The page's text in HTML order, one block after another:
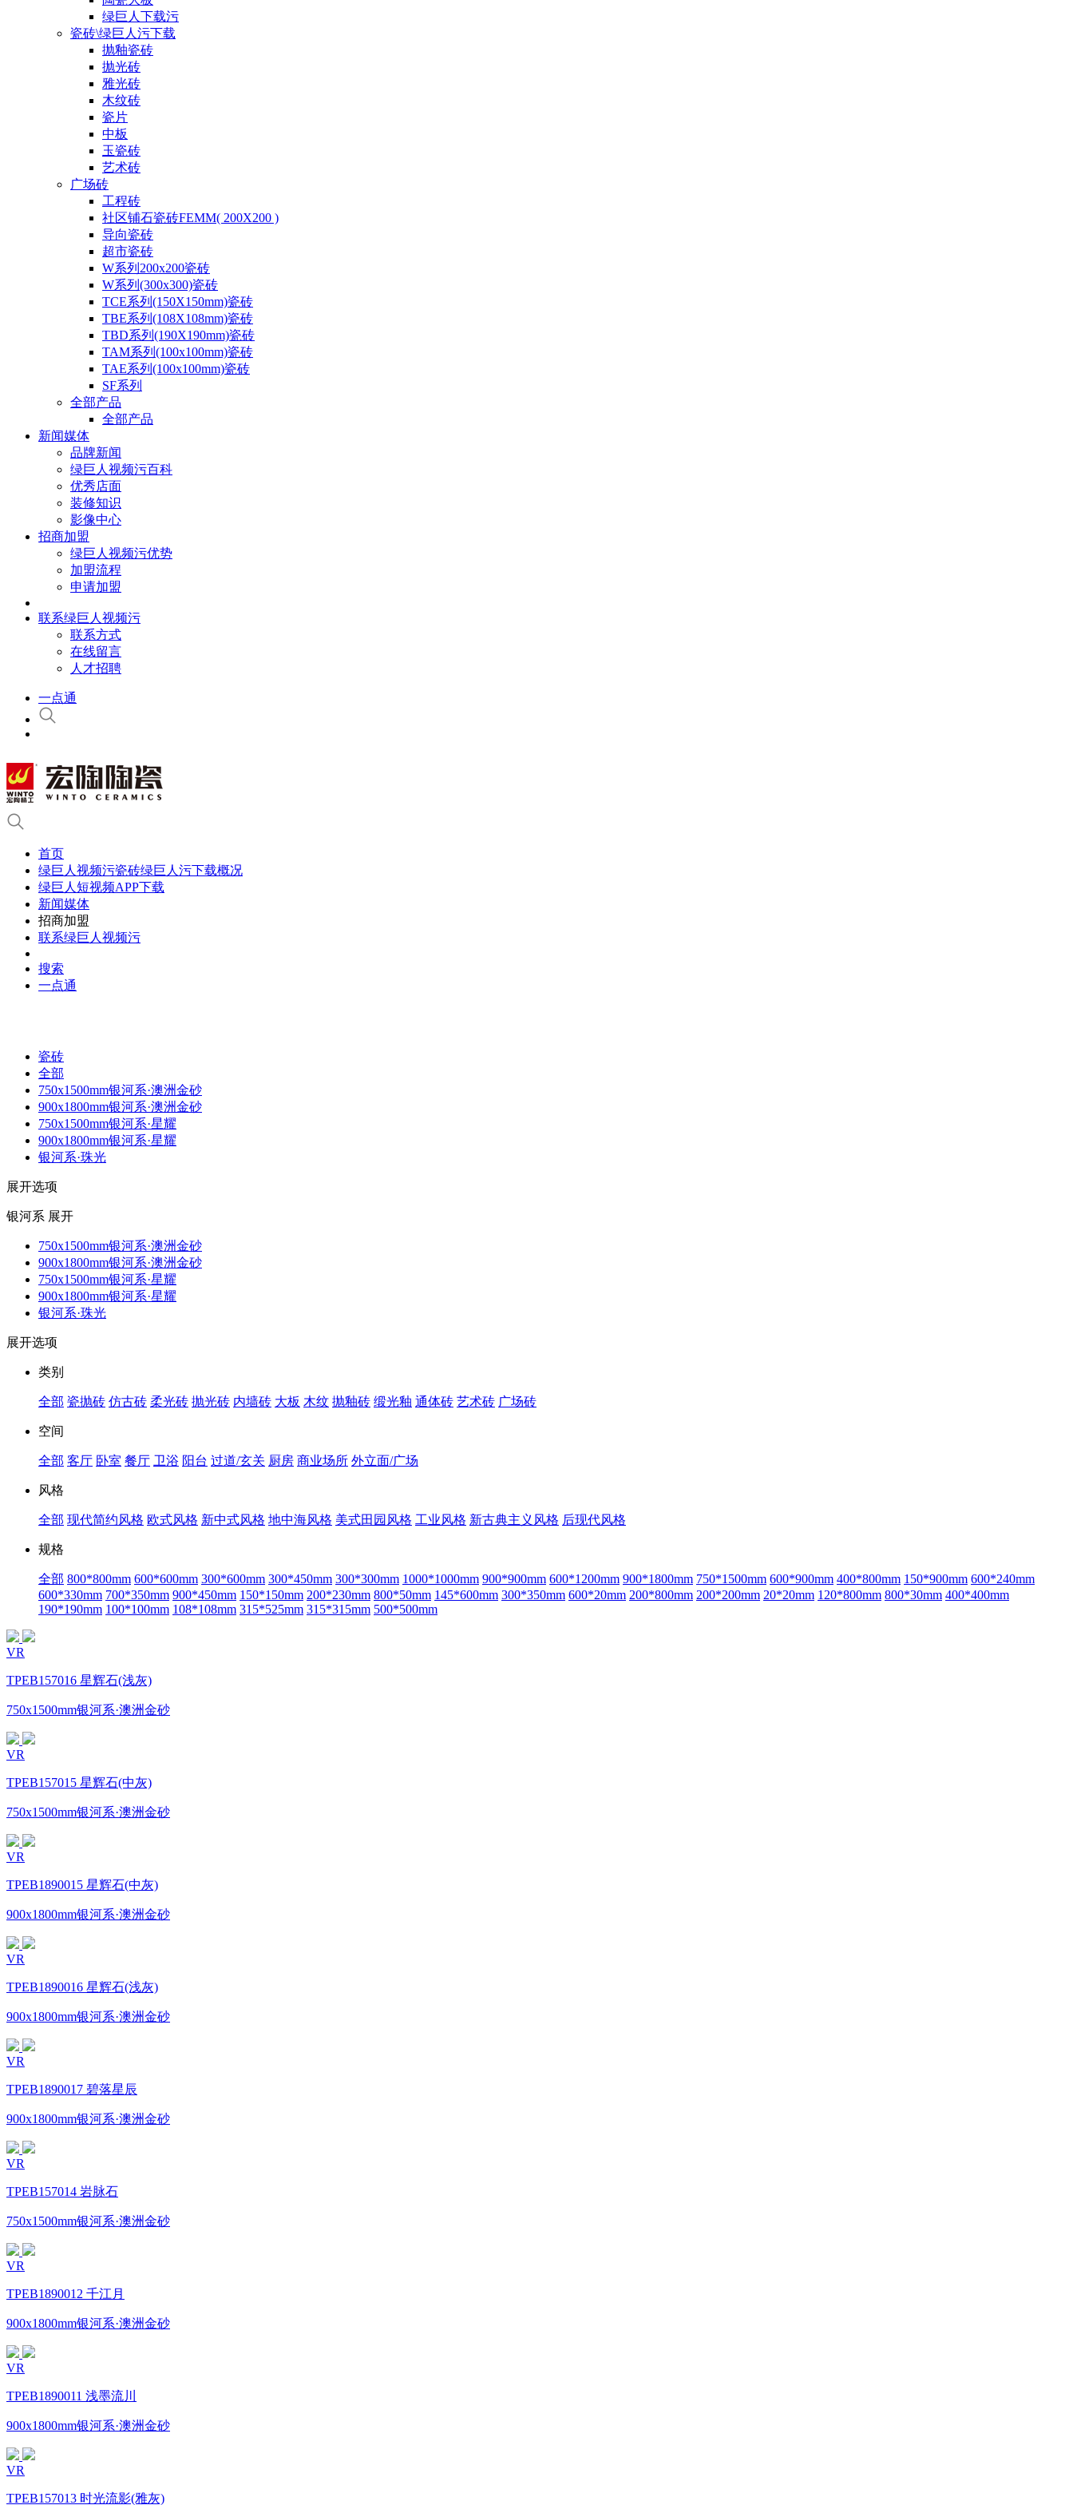
绿巨人下载污
瓷砖\绿巨人污下载
抛釉瓷砖
抛光砖
雅光砖
木纹砖
瓷片
中板
玉瓷砖
艺术砖
广场砖
工程砖
社区铺石瓷砖FEMM( 200X200 )
导向瓷砖
超市瓷砖
W系列200x200瓷砖
W系列(300x300)瓷砖
TCE系列(150X150mm)瓷砖
TBE系列(108X108mm)瓷砖
TBD系列(190X190mm)瓷砖
TAM系列(100x100mm)瓷砖
TAE系列(100x100mm)瓷砖
SF系列
全部产品
全部产品
新闻媒体
品牌新闻
绿巨人视频污百科
优秀店面
装修知识
影像中心
招商加盟
绿巨人视频污优势
加盟流程
申请加盟
联系绿巨人视频污
联系方式
在线留言
人才招聘
一点通
首页
绿巨人视频污瓷砖绿巨人污下载概况
绿巨人短视频APP下载
新闻媒体
招商加盟
联系绿巨人视频污
搜索
一点通
瓷砖
全部
750x1500mm银河系·澳洲金砂
900x1800mm银河系·澳洲金砂
750x1500mm银河系·星耀
900x1800mm银河系·星耀
银河系·珠光
展开选项
银河系 展开
750x1500mm银河系·澳洲金砂
900x1800mm银河系·澳洲金砂
750x1500mm银河系·星耀
900x1800mm银河系·星耀
银河系·珠光
展开选项
类别
全部 瓷抛砖 仿古砖 柔光砖 抛光砖 内墙砖 大板 木纹 抛釉砖 缎光釉 通体砖 艺术砖 广场砖
空间
全部 客厅 卧室 餐厅 卫浴 阳台 过道/玄关 厨房 商业场所 外立面/广场
风格
全部 现代简约风格 欧式风格 新中式风格 地中海风格 美式田园风格 工业风格 新古典主义风格 后现代风格
规格
全部 800*800mm 600*600mm 300*600mm 300*450mm 300*300mm 1000*1000mm 900*900mm 600*1200mm 900*1800mm 750*1500mm 600*900mm 400*800mm 150*900mm 600*240mm
600*330mm 700*350mm 900*450mm 150*150mm 200*230mm 800*50mm 145*600mm 300*350mm 600*20mm 200*800mm 200*200mm 20*20mm 120*800mm 800*30mm 400*400mm
190*190mm 100*100mm 108*108mm 315*525mm 315*315mm 500*500mm
VR
TPEB157016 星辉石(浅灰)
750x1500mm银河系·澳洲金砂
VR
TPEB157015 星辉石(中灰)
750x1500mm银河系·澳洲金砂
VR
TPEB1890015 星辉石(中灰)
900x1800mm银河系·澳洲金砂
VR
TPEB1890016 星辉石(浅灰)
900x1800mm银河系·澳洲金砂
VR
TPEB1890017 碧落星辰
900x1800mm银河系·澳洲金砂
VR
TPEB157014 岩脉石
750x1500mm银河系·澳洲金砂
VR
TPEB1890012 千江月
900x1800mm银河系·澳洲金砂
VR
TPEB1890011 浅墨流川
900x1800mm银河系·澳洲金砂
VR
TPEB157013 时光流影(雅灰)